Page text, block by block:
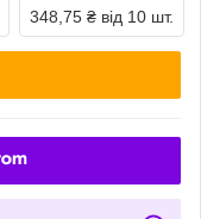
348,75 ₴ від 10 шт.